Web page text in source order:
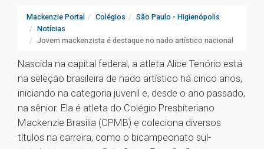
Mackenzie Portal Colégios
São Paulo - Higienópolis
Notícias
Jovem mackenzista é destaque no nado artístico nacional
Nascida na capital federal, a atleta Alice Tenório está
na seleção brasileira de nado artístico há cinco anos,
iniciando na categoria juvenil e, desde o ano passado,
na sênior. Ela é atleta do Colégio Presbiteriano
Mackenzie Brasília (CPMB) e coleciona diversos
títulos na carreira, como o bicampeonato sul-